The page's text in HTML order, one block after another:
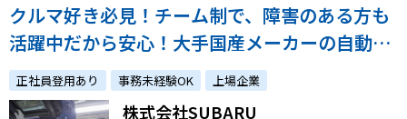
クルマ好き必見！チーム制で、障害のある方も
活躍中だから安心！大手国産メーカーの自動車
製造に携わるお仕事です。「SUBARUへの想
い」を重視
正社員登用あり 事務未経験OK 上場企業
株式会社SUBARU